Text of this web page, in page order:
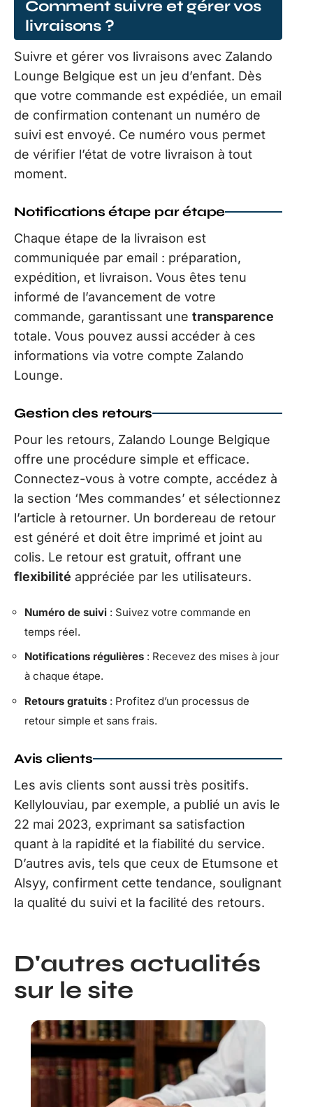
Comment suivre et gérer vos
livraisons ?
Suivre et gérer vos livraisons avec Zalando
Lounge Belgique est un jeu d’enfant. Dès
que votre commande est expédiée, un email
de confirmation contenant un numéro de
suivi est envoyé. Ce numéro vous permet
de vérifier l’état de votre livraison à tout
moment.
Notifications étape par étape
Chaque étape de la livraison est
communiquée par email : préparation,
expédition, et livraison. Vous êtes tenu
informé de l’avancement de votre
commande, garantissant une transparence
totale. Vous pouvez aussi accéder à ces
informations via votre compte Zalando
Lounge.
Gestion des retours
Pour les retours, Zalando Lounge Belgique
offre une procédure simple et efficace.
Connectez-vous à votre compte, accédez à
la section ‘Mes commandes’ et sélectionnez
l’article à retourner. Un bordereau de retour
est généré et doit être imprimé et joint au
colis. Le retour est gratuit, offrant une
flexibilité appréciée par les utilisateurs.
Numéro de suivi : Suivez votre commande en
temps réel.
Notifications régulières : Recevez des mises à jour
à chaque étape.
Retours gratuits : Profitez d’un processus de
retour simple et sans frais.
Avis clients
Les avis clients sont aussi très positifs.
Kellylouviau, par exemple, a publié un avis le
22 mai 2023, exprimant sa satisfaction
quant à la rapidité et la fiabilité du service.
D’autres avis, tels que ceux de Etumsone et
Alsyy, confirment cette tendance, soulignant
la qualité du suivi et la facilité des retours.
D'autres actualités
sur le site